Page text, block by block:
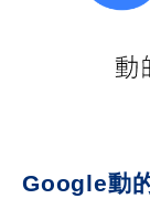
Google動